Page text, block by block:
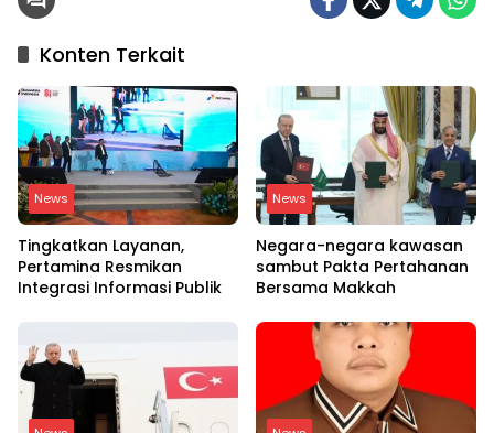
Konten Terkait
News
Tingkatkan Layanan,
Pertamina Resmikan
Integrasi Informasi Publik
News
Negara-negara kawasan
sambut Pakta Pertahanan
Bersama Makkah